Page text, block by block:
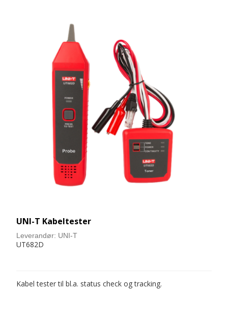
UNI-T Kabeltester
Leverandør: UNI-T
UT682D
Kabel tester til bl.a. status check og tracking.